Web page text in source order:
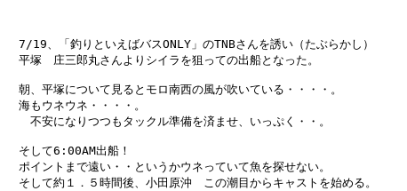
7/19、「釣りといえばバスONLY」のTNBさんを誘い（たぶらかし）
平塚　庄三郎丸さんよりシイラを狙っての出船となった。
朝、平塚について見るとモロ南西の風が吹いている・・・・。
海もウネウネ・・・・。
不安になりつつもタックル準備を済ませ、いっぷく・・。
そして6:00AM出船！
ポイントまで遠い・・というかウネっていて魚を探せない。
そして約１．５時間後、小田原沖　この潮目からキャストを始める。